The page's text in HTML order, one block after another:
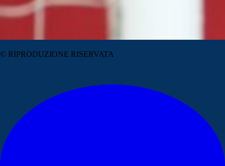
© RIPRODUZIONE RISERVATA